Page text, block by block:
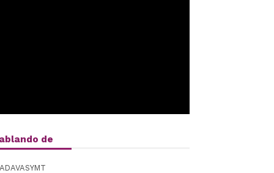
de
ADAVASYMT